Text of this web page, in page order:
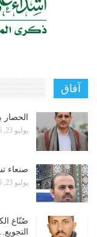
آفاق
الحصار
يوليو 23, 2026
صنعاء
يوليو 23, 2026
صُنّاع